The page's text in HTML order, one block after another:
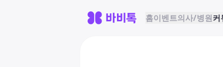
홈이벤트의사/병원커